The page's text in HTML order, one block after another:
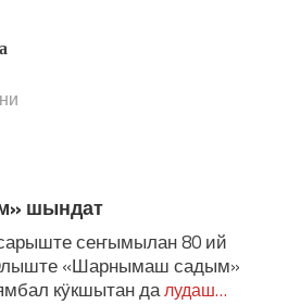
шындат
сеҥымылан 80 ий
«Шарнымаш садым»
кӱкшытан далудаш…